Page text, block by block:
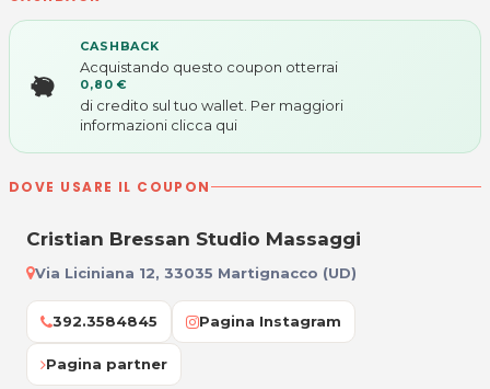
CASHBACK
Acquistando questo coupon otterrai
0,80 €
di credito sul tuo wallet. Per maggiori
informazioni clicca qui
DOVE USARE IL COUPON
Cristian Bressan Studio Massaggi
Via Liciniana 12, 33035 Martignacco (UD)
392.3584845 Pagina Instagram
Pagina partner